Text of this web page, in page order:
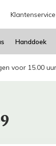
Klantenservice
Handdoek
voor 15.00